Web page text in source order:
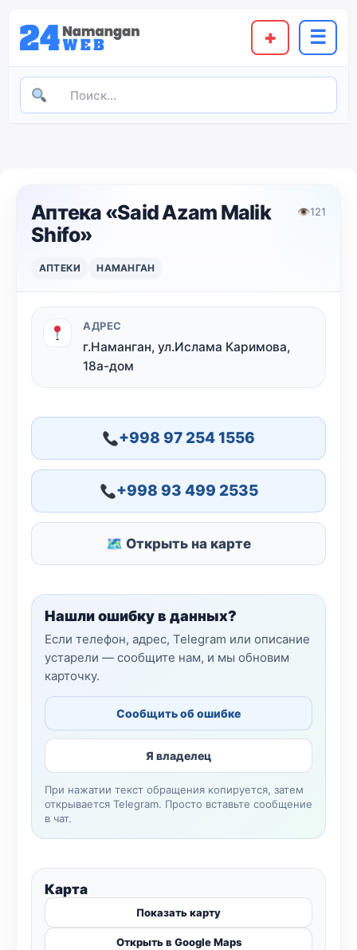
+ ☰
Аптека «Said Azam Malik
Shifo»
👁121
АПТЕКИ НАМАНГАН
АДРЕС
г.Наманган, ул.Ислама Каримова,
18а-дом
+998 97 254 1556
+998 93 499 2535
🗺 Открыть на карте
Нашли ошибку в данных?
Если телефон, адрес, Telegram или описание
устарели — сообщите нам, и мы обновим
карточку.
Сообщить об ошибке
Я владелец
При нажатии текст обращения копируется, затем
открывается Telegram. Просто вставьте сообщение
в чат.
Карта
Показать карту
Открыть в Google Maps